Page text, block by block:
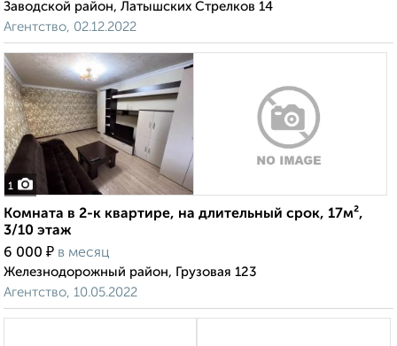
Заводской район, Латышских Стрелков 14
Агентство, 02.12.2022
1
Комната в 2-к квартире, на длительный срок, 17м²,
3/10 этаж
6 000 ₽ в месяц
Железнодорожный район, Грузовая 123
Агентство, 10.05.2022